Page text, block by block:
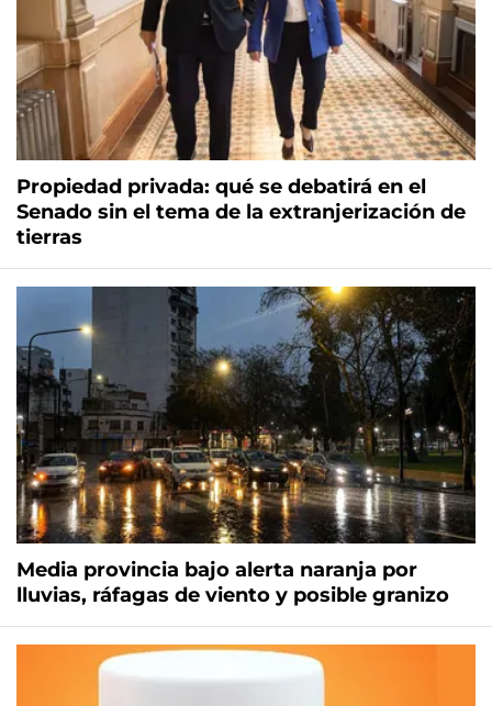
Propiedad privada: qué se debatirá en el
Senado sin el tema de la extranjerización de
tierras
Media provincia bajo alerta naranja por
lluvias, ráfagas de viento y posible granizo